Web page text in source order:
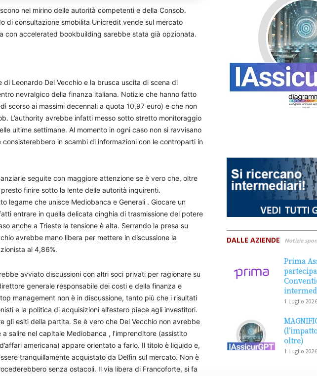
nel mirino delle autorità competenti e della Consob.
di consultazione smobilita Unicredit vende sul mercato
con accelerated bookbuilding sarebbe stata già opzionata.
di Leonardo Del Vecchio e la brusca uscita di scena di
nevralgico della finanza italiana. Notizie che hanno fatto
scorso ai massimi decennali a quota 10,97 euro) e che non
L’authority avrebbe infatti messo sotto stretto monitoraggio
ultime settimane. Al momento in ogni caso non si ravvisano
in scambi di informazioni con le controparti in
seguite con maggiore attenzione se è vero che, oltre
finire sotto la lente delle autorità inquirenti.
legame che unisce Mediobanca e Generali . Giocare un
entrare in quella delicata cinghia di trasmissione del potere
anche a Trieste la tensione è alta. Serrando la presa su
avrebbe mano libera per mettere in discussione la
al 4,86%.
avviato discussioni con altri soci privati per ragionare su
generale responsabile dei costi e della finanza e
management non è in discussione, tanto più che i risultati
e la politica di acquisizioni all’estero piace agli investitori.
gli esiti della partita. Se è vero che Del Vecchio non avrebbe
salire nel capitale Mediobanca , l’imprenditore (assistito
americana) appare orientato a farlo. Il titolo è liquido e,
tranquillamente acquistato da Delfin sul mercato. Non è
senza ostacoli. Il via libera di Francoforte, si fa
DALLE AZIENDE Notizie
Prima
1 Luglio 2026
oltre)
1 Luglio 2026